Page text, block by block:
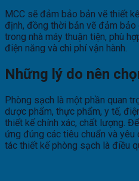
MCC sẽ đảm bảo bản vẽ thiết
định, đồng thời bản vẽ đảm bảo
trong nhà máy thuận tiện, phù
điện năng và chi phí vận hành.
Những lý do nên
Phòng sạch là một phần quan
dược phẩm, thực phẩm, y tế,
thiết kế chính xác, chất lượng.
ứng đúng các tiêu chuẩn và
tác thiết kế phòng sạch là điều